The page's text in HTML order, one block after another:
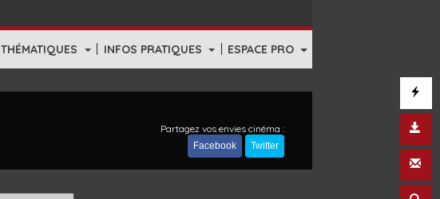
THÉMATIQUES | INFOS PRATIQUES | ESPACE PRO
Partagez vos envies cinéma :
Facebook Twitter